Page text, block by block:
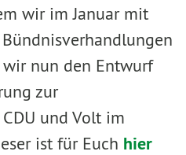
wir im Januar mit
nun den Entwurf
zur
und Volt im
ist für Euch hier